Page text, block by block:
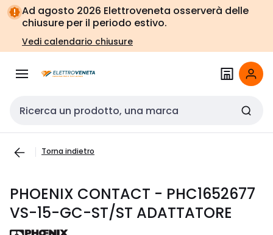
Vai alla
navigazione
Vai
alla
pagina
Ad agosto 2026 Elettroveneta osserverà delle
chiusure per il periodo estivo.
Vedi calendario chiusure
Cerca input
Torna indietro
PHOENIX CONTACT - PHC1652677
VS-15-GC-ST/ST ADATTATORE